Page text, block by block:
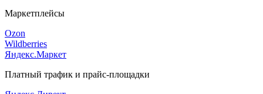
Маркетплейсы
Ozon
Wildberries
Яндекс.Маркет
Платный трафик и прайс-площадки